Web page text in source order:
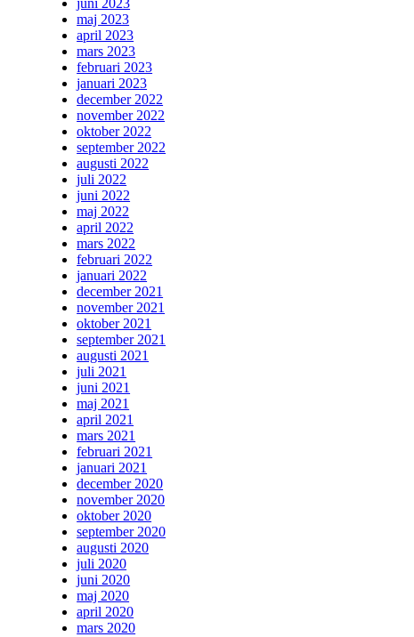
juni 2023
maj 2023
april 2023
mars 2023
februari 2023
januari 2023
december 2022
november 2022
oktober 2022
september 2022
augusti 2022
juli 2022
juni 2022
maj 2022
april 2022
mars 2022
februari 2022
januari 2022
december 2021
november 2021
oktober 2021
september 2021
augusti 2021
juli 2021
juni 2021
maj 2021
april 2021
mars 2021
februari 2021
januari 2021
december 2020
november 2020
oktober 2020
september 2020
augusti 2020
juli 2020
juni 2020
maj 2020
april 2020
mars 2020